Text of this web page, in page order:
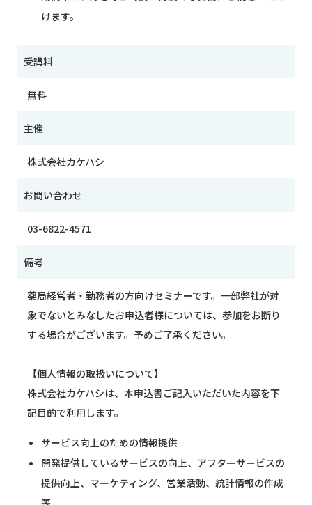
けます。
受講料
無料
主催
株式会社カケハシ
お問い合わせ
03-6822-4571
備考
薬局経営者・勤務者の方向けセミナーです。一部弊社が対
象でないとみなしたお申込者様については、参加をお断り
する場合がございます。予めご了承ください。
【個人情報の取扱いについて】
株式会社カケハシは、本申込書ご記入いただいた内容を下
記目的で利用します。
サービス向上のための情報提供
開発提供しているサービスの向上、アフターサービスの
提供向上、マーケティング、営業活動、統計情報の作成